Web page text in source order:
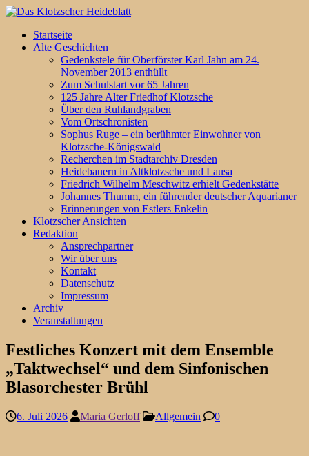
Startseite
Alte Geschichten
Gedenkstele für Oberförster Karl Jahn am 24.
November 2013 enthüllt
Zum Schulstart vor 65 Jahren
125 Jahre Alter Friedhof Klotzsche
Über den Ruhlandgraben
Vom Ortschronisten
Sophus Ruge – ein berühmter Einwohner von
Klotzsche-Königswald
Recherchen im Stadtarchiv Dresden
Heidebauern in Altklotzsche und Lausa
Friedrich Wilhelm Meschwitz erhielt Gedenkstätte
Johannes Thumm, ein führender deutscher Aquarianer
Erinnerungen von Estlers Enkelin
Klotzscher Ansichten
Redaktion
Ansprechpartner
Wir über uns
Kontakt
Datenschutz
Impressum
Archiv
Veranstaltungen
Festliches Konzert mit dem Ensemble
„Taktwechsel“ und dem Sinfonischen
Blasorchester Brühl
6. Juli 2026 Maria Gerloff Allgemein 0